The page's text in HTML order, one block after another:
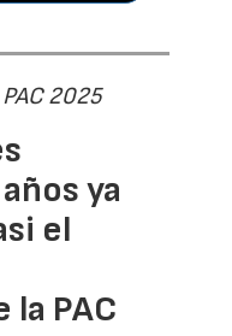
2025
ya
el
PAC